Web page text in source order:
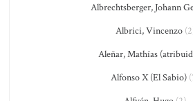
Albrechtsberger, Johann
Albrici, Vincenzo
Aleñar, Mathías
Alfonso X (El Sabio)